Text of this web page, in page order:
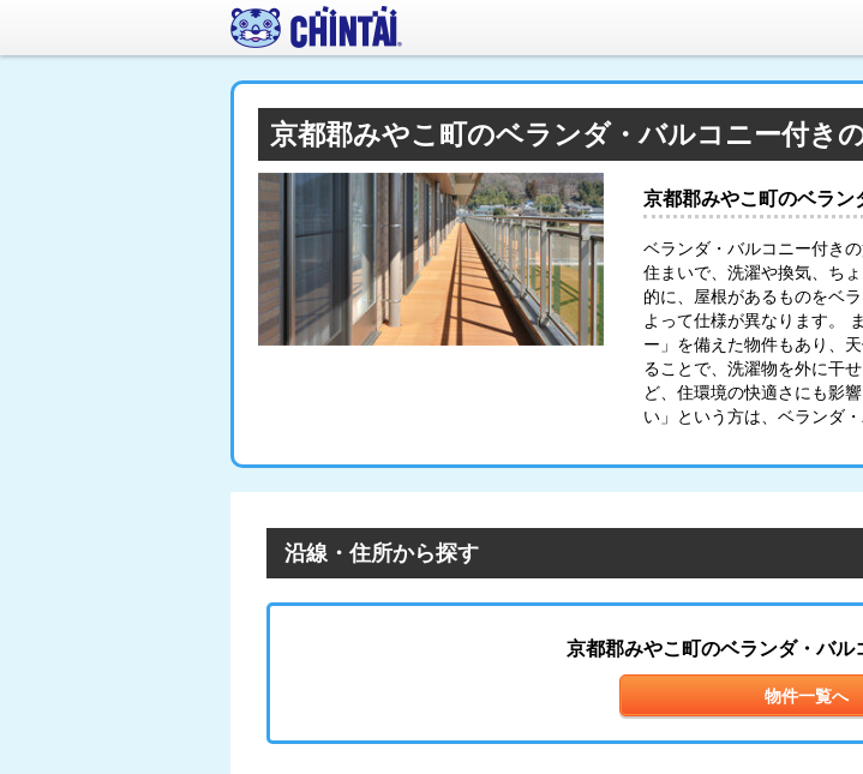
京都郡みやこ町のベランダ・バルコニー付き
京都郡みやこ町のベラン
ベランダ・バルコニー付き
住まいで、洗濯や換気、ち
的に、屋根があるものをベ
よって仕様が異なります。
ー」を備えた物件もあり、
ることで、洗濯物を外に干
ど、住環境の快適さにも影
い」という方は、ベランダ
沿線・住所から探す
京都郡みやこ町のベランダ・バル
物件一覧へ